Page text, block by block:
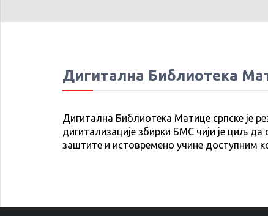
Дигитална Библиотека
Дигитална Библиотека Матице српске је
дигитализације збирки БМС чији је циљ да
заштите и истовремено учине доступним